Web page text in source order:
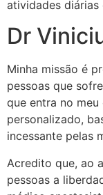
atividades
Dr
Minha missão é
pessoas que
que entra no
personalizado,
incessante pelas
Acredito que, ao
pessoas a